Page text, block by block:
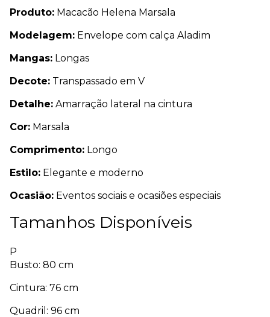
Produto: Macacão Helena Marsala
Modelagem: Envelope com calça Aladim
Mangas: Longas
Decote: Transpassado em V
Detalhe: Amarração lateral na cintura
Cor: Marsala
Comprimento: Longo
Estilo: Elegante e moderno
Ocasião: Eventos sociais e ocasiões especiais
Tamanhos Disponíveis
P
Busto: 80 cm
Cintura: 76 cm
Quadril: 96 cm